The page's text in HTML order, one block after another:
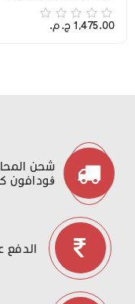
1,475.00 ج.م.‏
شحن
ڤودافون
الدفع